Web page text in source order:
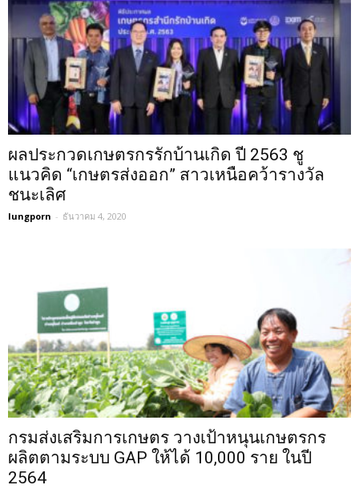
ผลประกวดเกษตรกรรักบ้านเกิด ปี 2563 ชู
แนวคิด “เกษตรส่งออก” สาวเหนือคว้ารางวัล
ชนะเลิศ
lungporn - ธันวาคม 4, 2020
กรมส่งเสริมการเกษตร วางเป้าหนุนเกษตรกร
ผลิตตามระบบ GAP ให้ได้ 10,000 ราย ในปี
2564